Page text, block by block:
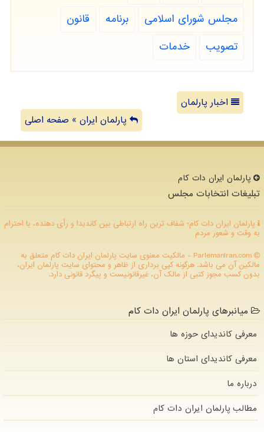
مجلس شورای اسلامی
برنامه
قانون
تصویب
خدمات
اخبار پارلمان
پارلمان ایران » صفحه اصلی
پارلمان ایران دات كام
تبلیغات انتخابات مجلس
پارلمان ایران دات کام؛ شفاف ترین راه ارتباطی بین کاندیدا و رأی دهنده، با احترام
به وقت و شعور مردم
ParlemanIran.com - مالکیت معنوی سایت پارلمان ایران دات كام متعلق به
مالکین آن می باشد. هرگونه کپی برداری از ظاهر و محتوای سایت پارلمان ایران،
بدون کسب مجوز کتبی از مالک آن، غیرقانونیست و پیگرد قانونی دارد.
میانبرهای پارلمان ایران دات کام
معرفی کاندیدای حوزه ها
معرفی کاندیدای استان ها
درباره ما
مطالب پارلمان ایران دات كام